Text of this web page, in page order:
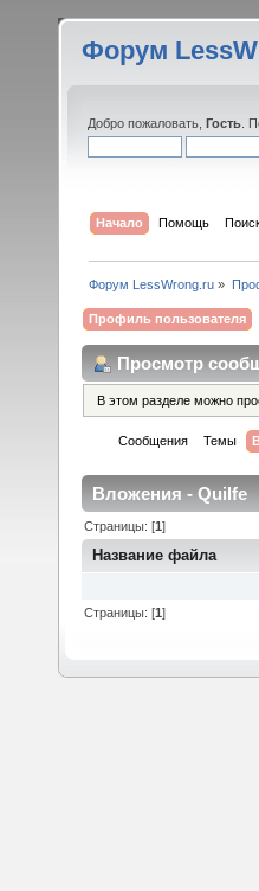
Форум
Добро пожаловать, Гость .
Начало Помощь
Форум LessWrong.ru »
Профиль пользователя
Просмотр
В этом разделе можно
Сообщения Темы
Вложения - Quilfe
Страницы: [1]
Название файла
Страницы: [1]